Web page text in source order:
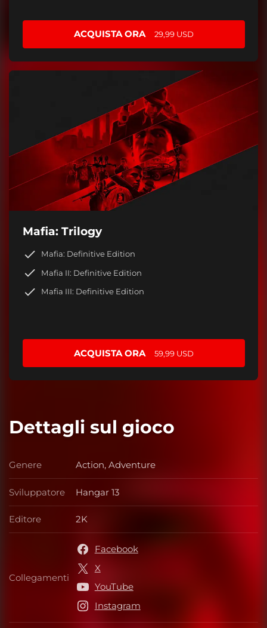
ACQUISTA ORA 29,99 USD
Mafia: Trilogy
Mafia: Definitive Edition
Mafia II: Definitive Edition
Mafia III: Definitive Edition
ACQUISTA ORA 59,99 USD
Dettagli sul gioco
Genere Genere
Action, Adventure
Sviluppatore Sviluppatore
Hangar 13
Editore Editore
2K
Collegamenti Collegamenti
Facebook
X
YouTube
Instagram